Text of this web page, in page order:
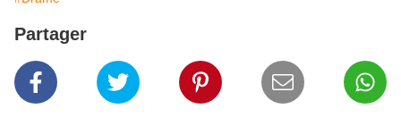
Partager